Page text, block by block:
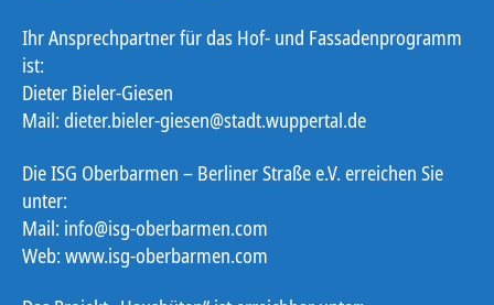
Ihr Ansprechpartner für das Hof- und Fassadenprogramm
ist:
Dieter Bieler-Giesen
Mail: dieter.bieler-giesen@stadt.wuppertal.de
Die ISG Oberbarmen – Berliner Straße e.V. erreichen Sie
unter:
Mail: info@isg-oberbarmen.com
Web: www.isg-oberbarmen.com